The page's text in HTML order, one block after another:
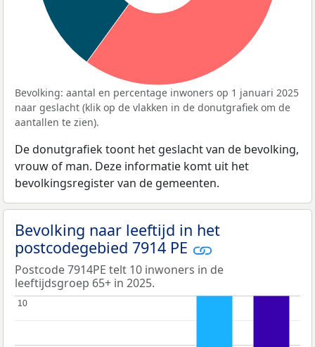
Bevolking: aantal en percentage inwoners op 1 januari 2025
naar geslacht (klik op de vlakken in de donutgrafiek om de
aantallen te zien).
De donutgrafiek toont het geslacht van de bevolking,
vrouw of man. Deze informatie komt uit het
bevolkingsregister van de gemeenten.
Bevolking naar leeftijd in het
postcodegebied 7914 PE
Postcode 7914PE telt 10 inwoners in de
leeftijdsgroep 65+ in 2025.
10
10